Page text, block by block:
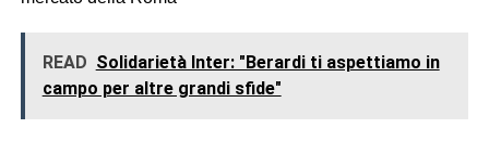
READ Solidarietà Inter: "Berardi ti aspettiamo in
campo per altre grandi sfide"